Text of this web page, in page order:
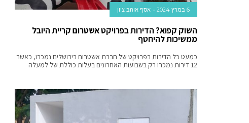
6 במרץ 2024 אסף אוהב ציון
השוק קפוא? הדירות בפרויקט אשטרום קריית היובל
ממשיכות להיחטף
כמעט כל הדירות בפרויקט של חברת אשטרום בירושלים נמכרו, כאשר
12 דירות נמכרו רק בשבועות האחרונים בעלות כוללת של למעלה